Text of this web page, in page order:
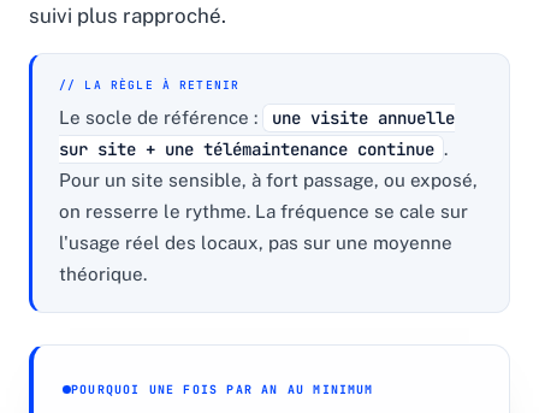
suivi plus rapproché.
// LA RÈGLE À RETENIR
Le socle de référence :
une visite annuelle
sur site + une télémaintenance continue .
Pour un site sensible, à fort passage, ou exposé,
on resserre le rythme. La fréquence se cale sur
l'usage réel des locaux, pas sur une moyenne
théorique.
POURQUOI UNE FOIS PAR AN AU MINIMUM